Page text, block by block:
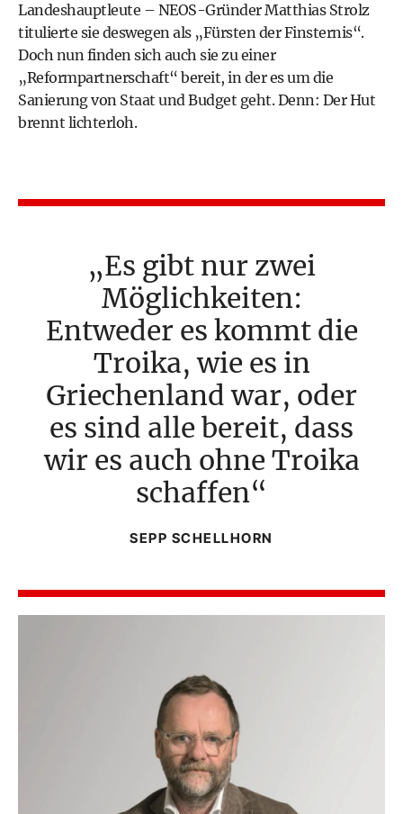
Landeshauptleute – NEOS-Gründer Matthias Strolz
titulierte sie deswegen als „Fürsten der Finsternis“.
Doch nun finden sich auch sie zu einer
„Reformpartnerschaft“ bereit, in der es um die
Sanierung von Staat und Budget geht. Denn: Der Hut
brennt lichterloh.
Es gibt nur zwei
Möglichkeiten:
Entweder es kommt die
Troika, wie es in
Griechenland war, oder
es sind alle bereit, dass
wir es auch ohne Troika
schaffen
SEPP SCHELLHORN